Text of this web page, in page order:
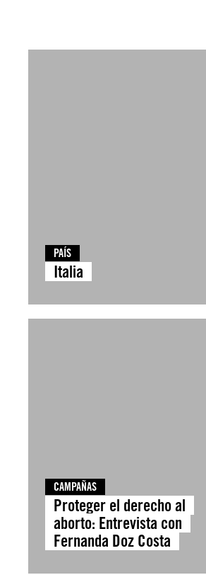
PAÍS
Italia
CAMPAÑAS
Proteger el derecho al
aborto: Entrevista con
Fernanda Doz Costa